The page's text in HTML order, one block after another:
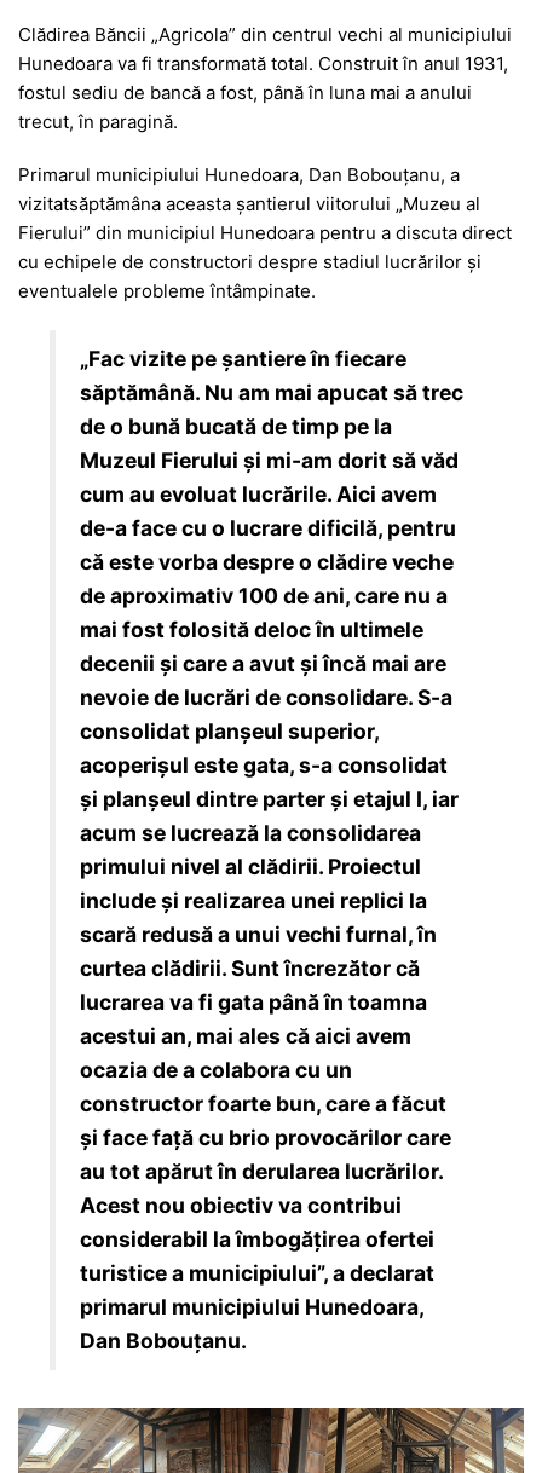
Clădirea Băncii „Agricola” din centrul vechi al municipiului
Hunedoara va fi transformată total. Construit în anul 1931,
fostul sediu de bancă a fost, până în luna mai a anului
trecut, în paragină.
Primarul municipiului Hunedoara, Dan Bobouţanu, a
vizitatsăptămâna aceasta şantierul viitorului „Muzeu al
Fierului” din municipiul Hunedoara pentru a discuta direct
cu echipele de constructori despre stadiul lucrărilor şi
eventualele probleme întâmpinate.
„Fac vizite pe şantiere în fiecare
săptămână. Nu am mai apucat să trec
de o bună bucată de timp pe la
Muzeul Fierului şi mi-am dorit să văd
cum au evoluat lucrările. Aici avem
de-a face cu o lucrare dificilă, pentru
că este vorba despre o clădire veche
de aproximativ 100 de ani, care nu a
mai fost folosită deloc în ultimele
decenii şi care a avut şi încă mai are
nevoie de lucrări de consolidare. S-a
consolidat planşeul superior,
acoperişul este gata, s-a consolidat
şi planşeul dintre parter şi etajul I, iar
acum se lucrează la consolidarea
primului nivel al clădirii. Proiectul
include şi realizarea unei replici la
scară redusă a unui vechi furnal, în
curtea clădirii. Sunt încrezător că
lucrarea va fi gata până în toamna
acestui an, mai ales că aici avem
ocazia de a colabora cu un
constructor foarte bun, care a făcut
şi face faţă cu brio provocărilor care
au tot apărut în derularea lucrărilor.
Acest nou obiectiv va contribui
considerabil la îmbogăţirea ofertei
turistice a municipiului”, a declarat
primarul municipiului Hunedoara,
Dan Bobouţanu.